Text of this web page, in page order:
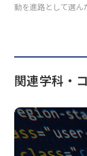
動を進路として選ん
関連学科・